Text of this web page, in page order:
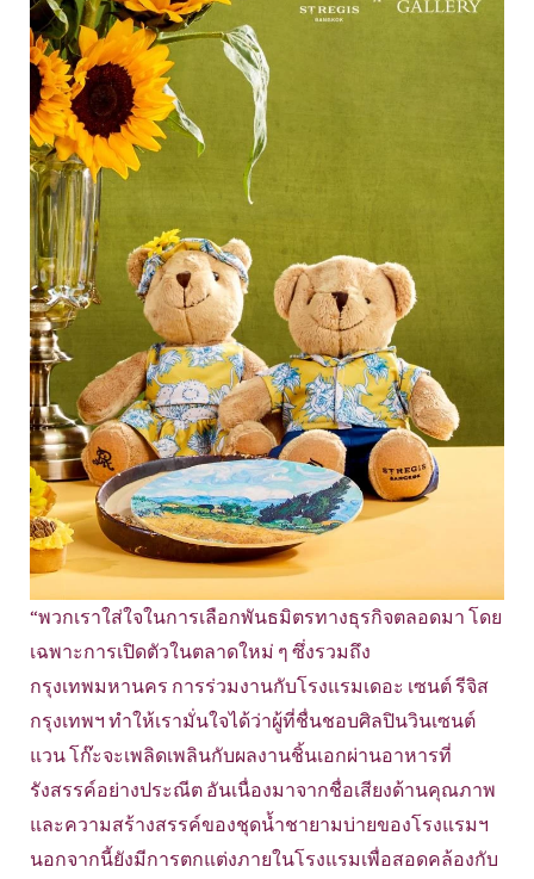
“พวกเราใส่ใจในการเลือกพันธมิตรทางธุรกิจตลอดมา โดย
เฉพาะการเปิดตัวในตลาดใหม่ ๆ ซึ่งรวมถึง
กรุงเทพมหานคร การร่วมงานกับโรงแรมเดอะ เซนต์ รีจิส
กรุงเทพฯ ทำให้เรามั่นใจได้ว่าผู้ที่ชื่นชอบศิลปินวินเซนต์
แวน โก๊ะจะเพลิดเพลินกับผลงานชิ้นเอกผ่านอาหารที่
รังสรรค์อย่างประณีต อันเนื่องมาจากชื่อเสียงด้านคุณภาพ
และความสร้างสรรค์ของชุดน้ำชายามบ่ายของโรงแรมฯ
นอกจากนี้ยังมีการตกแต่งภายในโรงแรมเพื่อสอดคล้องกับ